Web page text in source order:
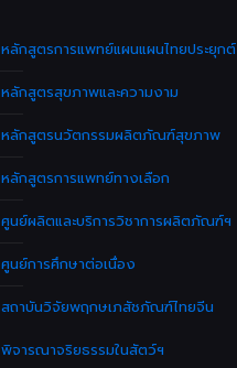
หลักสูตรการแพทย์แผนแผนไทยประยุกต์
หลักสูตรสุขภาพและความงาม
หลักสูตรนวัตกรรมผลิตภัณฑ์สุขภาพ
หลักสูตรการแพทย์ทางเลือก
ศูนย์ผลิตและบริการวิชาการผลิตภัณฑ์ฯ
ศูนย์การศึกษาต่อเนื่อง
สถาบันวิจัยพฤกษเภสัชภัณฑ์ไทยจีน
พิจารณาจริยธรรมในสัตว์ฯ